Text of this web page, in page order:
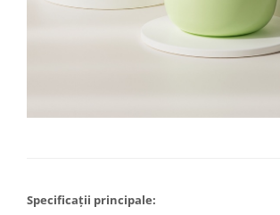
Casute gradina si cutii depozitare
Lopeti zapada
Zdrobitoare electrice
Specificații principale: